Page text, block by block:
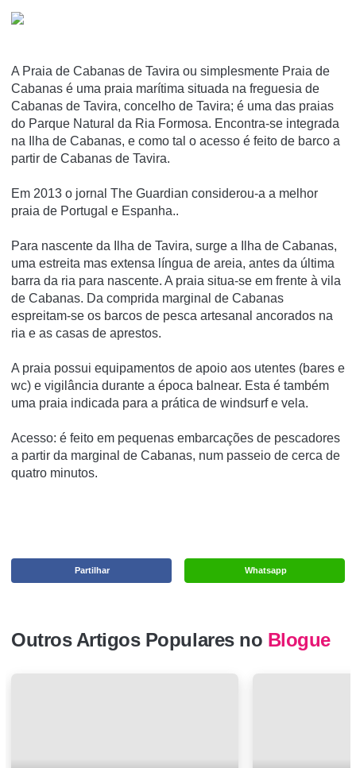
A Praia de Cabanas de Tavira ou simplesmente Praia de
Cabanas é uma praia marí­tima situada na freguesia de
Cabanas de Tavira, concelho de Tavira; é uma das praias
do Parque Natural da Ria Formosa. Encontra-se integrada
na Ilha de Cabanas, e como tal o acesso é feito de barco a
partir de Cabanas de Tavira.
Em 2013 o jornal The Guardian considerou-a a melhor
praia de Portugal e Espanha..
Para nascente da Ilha de Tavira, surge a Ilha de Cabanas,
uma estreita mas extensa língua de areia, antes da última
barra da ria para nascente. A praia situa-se em frente à vila
de Cabanas. Da comprida marginal de Cabanas
espreitam-se os barcos de pesca artesanal ancorados na
ria e as casas de aprestos.
A praia possui equipamentos de apoio aos utentes (bares e
wc) e vigilância durante a época balnear. Esta é também
uma praia indicada para a prática de windsurf e vela.
Acesso: é feito em pequenas embarcações de pescadores
a partir da marginal de Cabanas, num passeio de cerca de
quatro minutos.
Whatsapp
Partilhar
Outros Artigos Populares no Blogue